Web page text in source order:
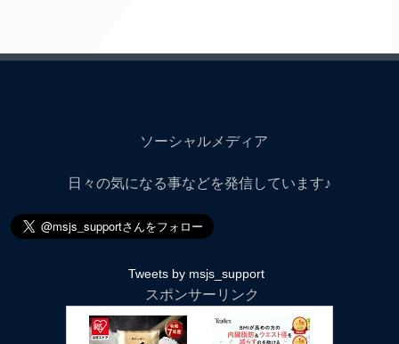
ソーシャルメディア
日々の気になる事などを発信しています♪
Tweets by msjs_support
スポンサーリンク